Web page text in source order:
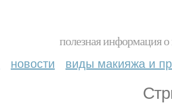
полезная информация
новости виды макияжа и